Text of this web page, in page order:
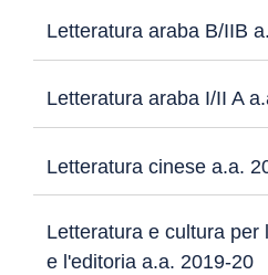
Letteratura araba B/IIB
Letteratura araba I/II A
Letteratura cinese a.a.
Letteratura e cultura per
e l'editoria a.a. 2019-20